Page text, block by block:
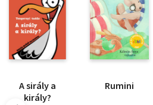
A sirály a
király?
Rumini